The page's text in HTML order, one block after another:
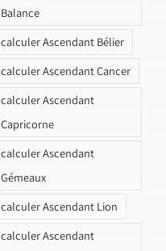
Balance
calculer Ascendant Bélier
calculer Ascendant Cancer
calculer Ascendant
Capricorne
calculer Ascendant
Gémeaux
calculer Ascendant Lion
calculer Ascendant